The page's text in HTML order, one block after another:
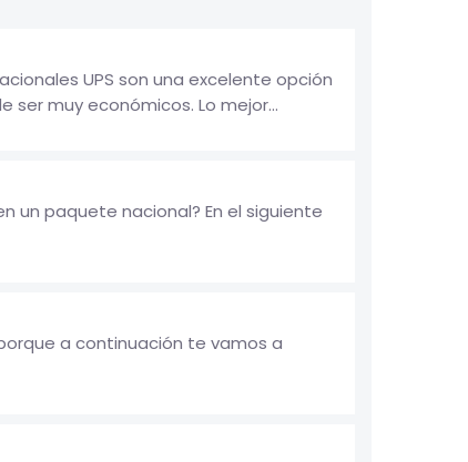
UPS son una excelente opción
muy económicos. Lo mejor...
un paquete nacional? En el siguiente
a continuación te vamos a